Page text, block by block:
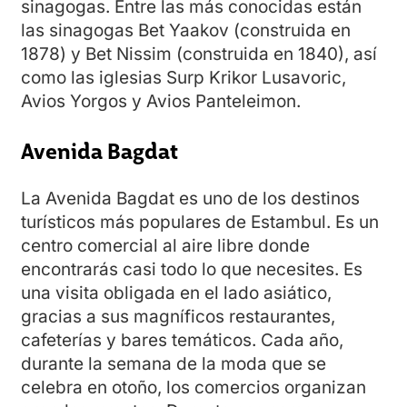
sinagogas. Entre las más conocidas están
las sinagogas Bet Yaakov (construida en
1878) y Bet Nissim (construida en 1840), así
como las iglesias Surp Krikor Lusavoric,
Avios Yorgos y Avios Panteleimon.
Avenida Bagdat
La Avenida Bagdat es uno de los destinos
turísticos más populares de Estambul. Es un
centro comercial al aire libre donde
encontrarás casi todo lo que necesites. Es
una visita obligada en el lado asiático,
gracias a sus magníficos restaurantes,
cafeterías y bares temáticos. Cada año,
durante la semana de la moda que se
celebra en otoño, los comercios organizan